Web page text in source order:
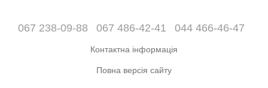
067 238-09-88 067 486-42-41 044 466-46-47
Контактна інформація
Повна версія сайту